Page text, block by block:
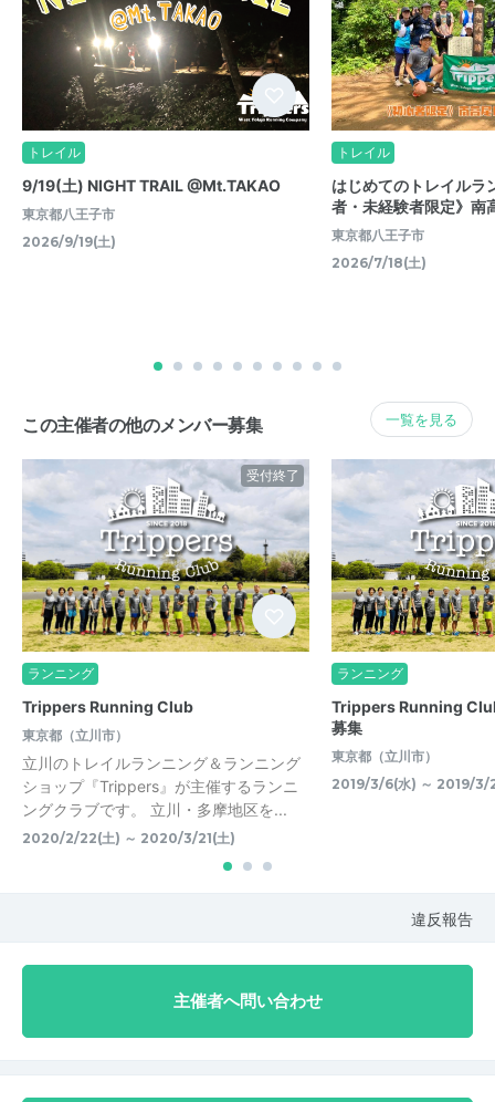
トレイル
9/19(土) NIGHT TRAIL @Mt.TAKAO
東京都八王子市
2026/9/19(土)
トレイル
はじめてのトレイルラ
者・未経験者限定》南
東京都八王子市
2026/7/18(土)
この主催者の他のメンバー募集 一覧を見る
受付終了
ランニング
Trippers Running Club
東京都（立川市）
立川のトレイルランニング＆ランニング
ショップ『Trippers』が主催するランニ
ングクラブです。 立川・多摩地区を...
2020/2/22(土) ～ 2020/3/21(土)
ランニング
Trippers Running
募集
東京都（立川市）
2019/3/6(水) ～ 2019/3/
違反報告
主催者へ問い合わせ